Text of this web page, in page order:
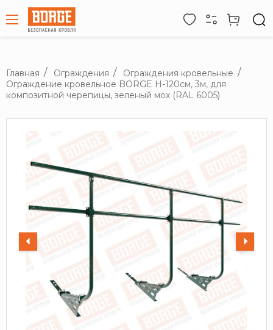
Главная Ограждения
Ограждения кровельные
Ограждение кровельное BORGE H-120см, 3м, для
композитной черепицы, зеленый мох (RAL 6005)